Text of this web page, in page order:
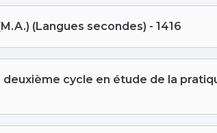
(Langues secondes) - 1416
cycle en étude de la